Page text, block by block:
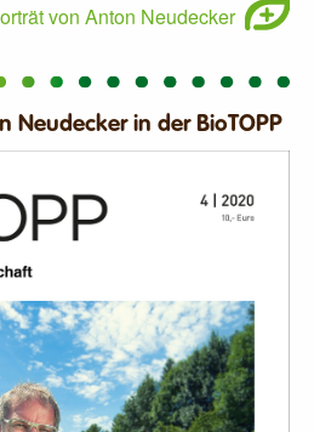
von Anton Neudecker
Neudecker in der BioTOPP